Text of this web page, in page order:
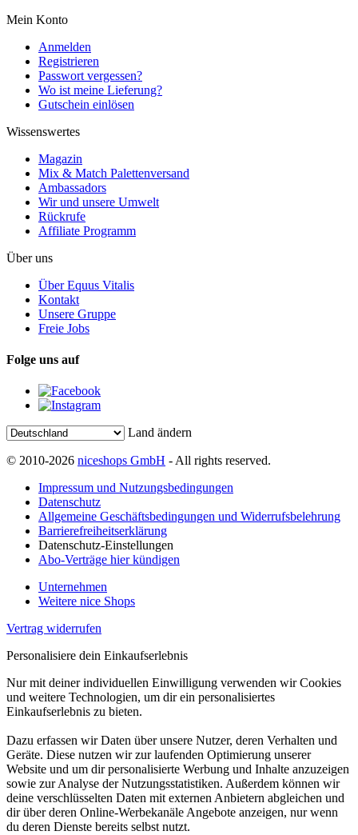
Mein Konto
Anmelden
Registrieren
Passwort vergessen?
Wo ist meine Lieferung?
Gutschein einlösen
Wissenswertes
Magazin
Mix & Match Palettenversand
Ambassadors
Wir und unsere Umwelt
Rückrufe
Affiliate Programm
Über uns
Über Equus Vitalis
Kontakt
Unsere Gruppe
Freie Jobs
Folge uns auf
Land ändern
© 2010-2026 niceshops GmbH - All rights reserved.
Impressum und Nutzungsbedingungen
Datenschutz
Allgemeine Geschäftsbedingungen und Widerrufsbelehrung
Barrierefreiheitserklärung
Datenschutz-Einstellungen
Abo-Verträge hier kündigen
Unternehmen
Weitere nice Shops
Vertrag widerrufen
Personalisiere dein Einkaufserlebnis
Nur mit deiner individuellen Einwilligung verwenden wir Cookies
und weitere Technologien, um dir ein personalisiertes
Einkaufserlebnis zu bieten.
Dazu erfassen wir Daten über unsere Nutzer, deren Verhalten und
Geräte. Diese nutzen wir zur laufenden Optimierung unserer
Website und um dir personalisierte Werbung und Inhalte anzuzeigen
sowie zur Analyse der Nutzungsstatistiken. Außerdem können wir
deine verschlüsselten Daten mit externen Anbietern abgleichen und
dir über deren Online-Werbekanäle Angebote anzeigen, nur wenn
du deren Dienste bereits selbst nutzt.